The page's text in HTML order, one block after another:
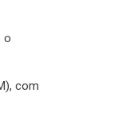
o
com